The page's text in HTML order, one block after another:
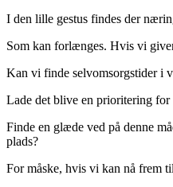
I den lille gestus findes der
Som kan forlænges. Hvis vi
Kan vi finde selvomsorgstider i
Lade det blive en prioritering for
Finde en glæde ved på denne
plads?
For måske, hvis vi kan nå frem